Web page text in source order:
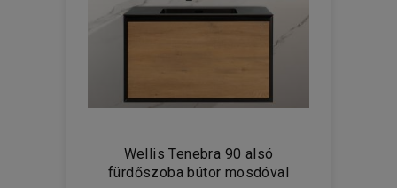
Wellis Tenebra 90 alsó
fürdőszoba bútor mosdóval